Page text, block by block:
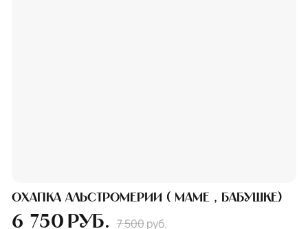
Охапка альстромерии ( Маме , бабушке)
7 500 руб.
6 750 руб.